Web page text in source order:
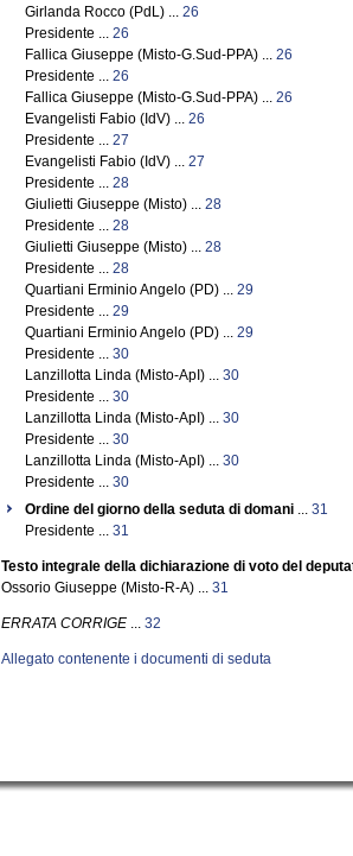
Girlanda Rocco (PdL) ... 26
Presidente ... 26
Fallica Giuseppe (Misto-G.Sud-PPA) ... 26
Presidente ... 26
Fallica Giuseppe (Misto-G.Sud-PPA) ... 26
Evangelisti Fabio (IdV) ... 26
Presidente ... 27
Evangelisti Fabio (IdV) ... 27
Presidente ... 28
Giulietti Giuseppe (Misto) ... 28
Presidente ... 28
Giulietti Giuseppe (Misto) ... 28
Presidente ... 28
Quartiani Erminio Angelo (PD) ... 29
Presidente ... 29
Quartiani Erminio Angelo (PD) ... 29
Presidente ... 30
Lanzillotta Linda (Misto-ApI) ... 30
Presidente ... 30
Lanzillotta Linda (Misto-ApI) ... 30
Presidente ... 30
Lanzillotta Linda (Misto-ApI) ... 30
Presidente ... 30
Ordine del giorno della seduta di domani ... 31
Presidente ... 31
Testo integrale della dichiarazione di voto del
Ossorio Giuseppe (Misto-R-A) ... 31
ERRATA CORRIGE ... 32
Allegato contenente i documenti di seduta